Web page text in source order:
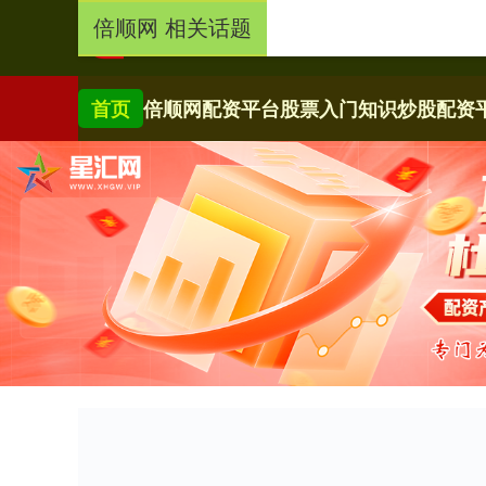
首页 倍顺网配资平台股票入门知识炒股配资
倍顺网 相关话题